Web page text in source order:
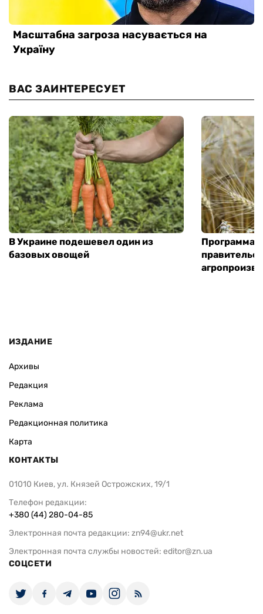
ВАС ЗАИНТЕРЕСУЕТ
В Украине подешевел один из
базовых овощей
Программа
ИЗДАНИЕ
Архивы
Редакция
Реклама
Редакционная политика
Карта
КОНТАКТЫ
01010 Киев, ул. Князей Острожских, 19/1
Телефон редакции:
+380 (44) 280-04-85
Электронная почта редакции: zn94@ukr.net
Электронная почта службы новостей: editor@zn.ua
СОЦСЕТИ